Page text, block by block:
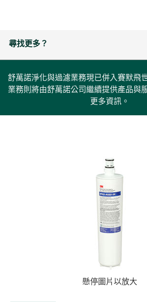
尋找更多？
舒萬諾淨化與過濾業務現已併入賽默飛
業務則將由舒萬諾公司繼續提供產品與
更多資訊。
懸停圖片以放大